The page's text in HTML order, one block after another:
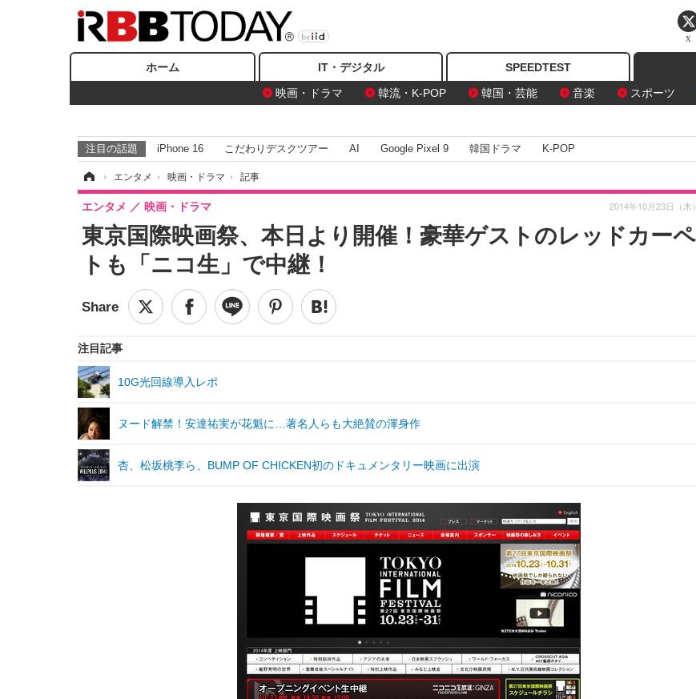
ホーム IT・デジタル SPEEDTEST
映画・ドラマ
韓流・K-POP 韓国・芸能 音楽 スポーツ
注目の話題 iPhone 16 こだわりデスクツアー AI Google Pixel 9 韓国ドラマ K-POP
› エンタメ › 映画・ドラマ › 記事
東京国際映画祭、本日より開催！豪華ゲストのレッドカー
トも「ニコ生」で中継！
エンタメ 映画・ドラマ 2014年10月23日（木
注目記事
10G光回線導入レポ
ヌード解禁！安達祐実が花魁に…著名人らも大絶賛の渾身作
杏、松坂桃李ら、BUMP OF CHICKEN初のドキュメンタリー映画に出演
X